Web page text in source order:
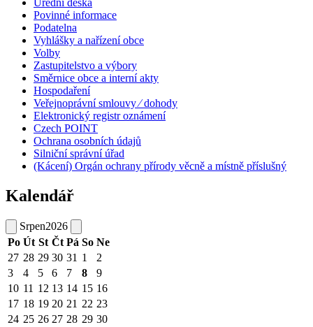
Úřední deska
Povinné informace
Podatelna
Vyhlášky a nařízení obce
Volby
Zastupitelstvo a výbory
Směrnice obce a interní akty
Hospodaření
Veřejnoprávní smlouvy ⁄ dohody
Elektronický registr oznámení
Czech POINT
Ochrana osobních údajů
Silniční správní úřad
(Kácení) Orgán ochrany přírody věcně a místně příslušný
Kalendář
Srpen2026
Po Út St Čt Pá So Ne
27 28 29 30 31 1
2
3
4 5 6 7 8
9
10 11 12 13 14 15 16
17 18 19 20 21 22 23
24 25 26 27 28 29 30